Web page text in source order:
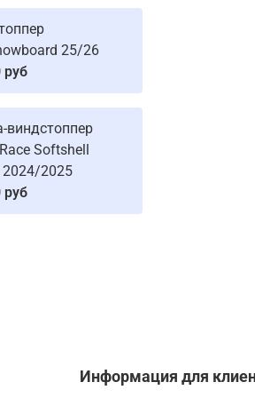
25/26
руб
виндстоппер
Softshell
2024/2025
руб
Информация для